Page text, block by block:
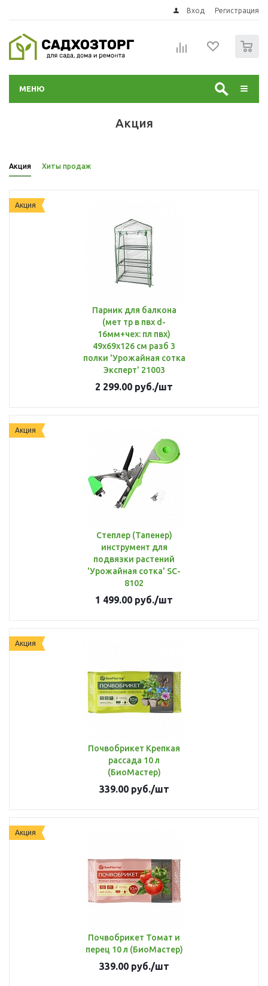
Вход Регистрация
МЕНЮ
Акция
Акция Хиты продаж
Акция
Парник для балкона
(мет тр в пвх d-
16мм+чех: пл пвх)
49х69х126 см разб 3
полки 'Урожайная сотка
Эксперт' 21003
2 299.00 руб./шт
Акция
Степлер (Тапенер)
инструмент для
подвязки растений
'Урожайная сотка' SC-
8102
1 499.00 руб./шт
Акция
Почвобрикет Крепкая
рассада 10 л
(БиоМастер)
339.00руб./шт
Акция
Почвобрикет Томат и
перец 10 л (БиоМастер)
339.00руб./шт